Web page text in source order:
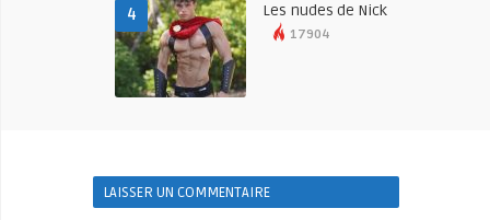
4 Les nudes de Nick
17904
LAISSER UN COMMENTAIRE